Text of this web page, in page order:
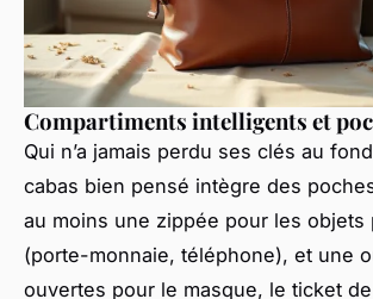
Compartiments intelligents et
Qui n’a jamais perdu ses clés au
cabas bien pensé intègre des
au moins une zippée pour les objets
(porte-monnaie, téléphone), et une
ouvertes pour le masque, le ticket